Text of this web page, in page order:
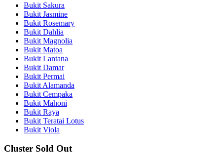
Bukit Sakura
Bukit Jasmine
Bukit Rosemary
Bukit Dahlia
Bukit Magnolia
Bukit Matoa
Bukit Lantana
Bukit Damar
Bukit Permai
Bukit Alamanda
Bukit Cempaka
Bukit Mahoni
Bukit Raya
Bukit Teratai Lotus
Bukit Viola
Cluster Sold Out